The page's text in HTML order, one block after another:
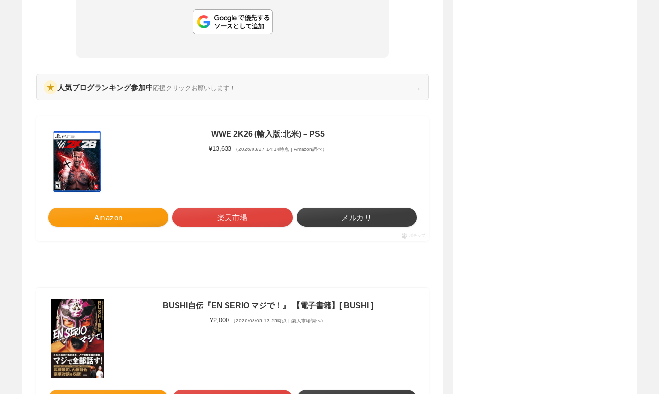
★ 人気ブログランキング参加中応援クリックお願いします！ →
WWE 2K26 (輸入版:北米) – PS5
¥13,633 （2026/03/27 14:14時点 | Amazon調べ）
Amazon 楽天市場 メルカリ
ポチップ
BUSHI自伝『EN SERIO マジで！』 【電子書籍】[ BUSHI ]
¥2,000 （2026/08/05 13:25時点 | 楽天市場調べ）